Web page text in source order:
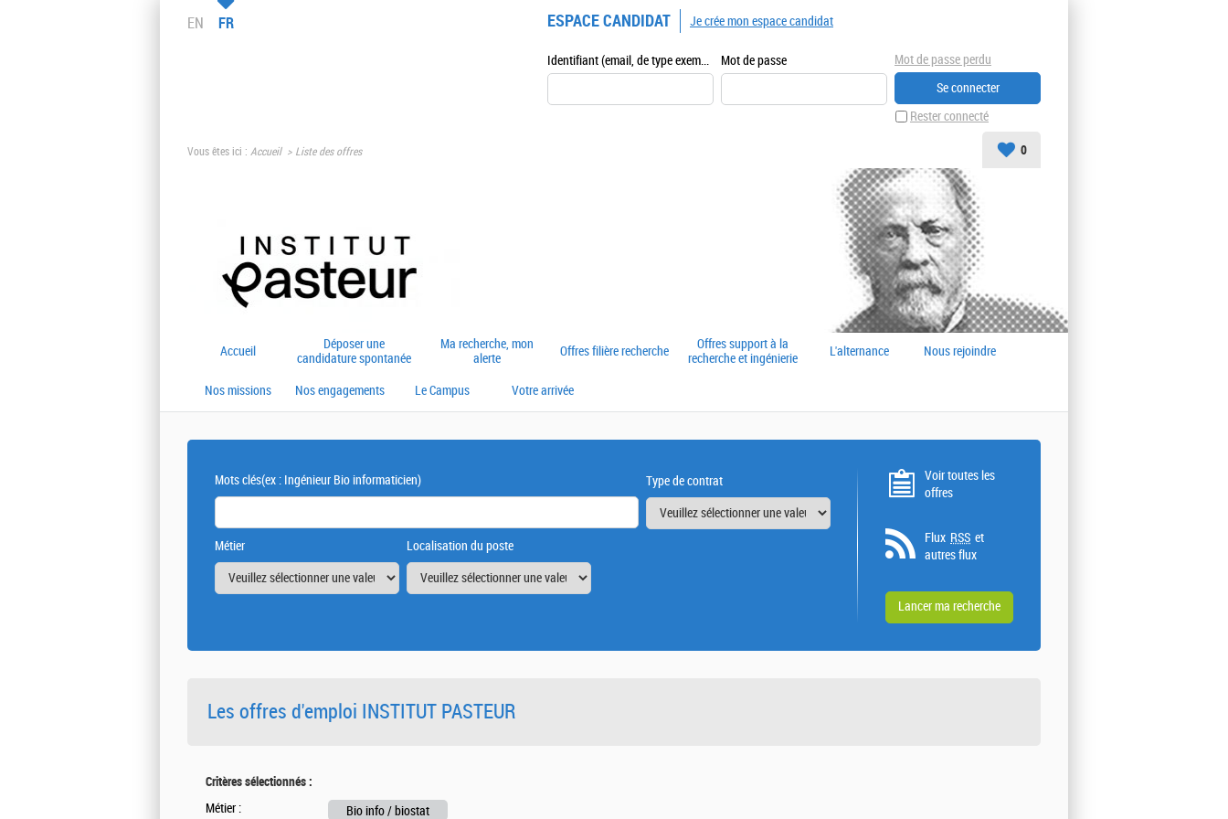
EN FR ESPACE CANDIDAT
Identifiant (email, de type exemple@exemple.fr) Mot de passe
Rester connecté
Mot de passe perdu
Je crée mon espace candidat
Vous êtes ici : Accueil Liste des offres 0
Accueil
Déposer une
candidature spontanée
Ma recherche, mon
alerte
Offres filière recherche
Offres support à la
recherche et ingénierie
L'alternance Nous rejoindre
Nos missions Nos engagements Le Campus Votre arrivée
Mots clés(ex : Ingénieur Bio informaticien) Type de contrat
Métier Localisation du poste
Voir toutes les
offres
Flux RSS et
autres flux
Les offres d'emploi INSTITUT PASTEUR
Critères sélectionnés :
Métier : Bio info / biostat